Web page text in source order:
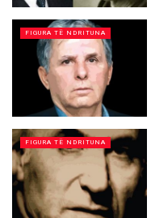
FIGURA TË NDRITUNA
FIGURA TË NDRITUNA